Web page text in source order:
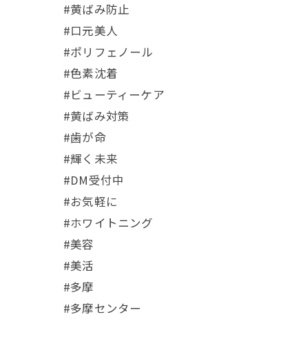
#黄ばみ防止
#口元美人
#ポリフェノール
#色素沈着
#ビューティーケア
#黄ばみ対策
#歯が命
#輝く未来
#DM受付中
#お気軽に
#ホワイトニング
#美容
#美活
#多摩
#多摩センター